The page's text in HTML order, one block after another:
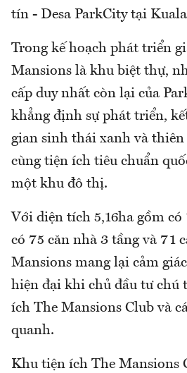
tín - Desa ParkCity tại
Trong kế hoạch phát triển
Mansions là khu biệt thự,
cấp duy nhất còn lại của
khẳng định sự phát triển,
gian sinh thái xanh và
cùng tiện ích tiêu chuẩn
một khu đô thị.
Với diện tích 5,16ha gồm có
có 75 căn nhà 3 tầng và 71
Mansions mang lại cảm
hiện đại khi chủ đầu tư chú
ích The Mansions Club và
quanh.
Khu tiện ích The Mansions